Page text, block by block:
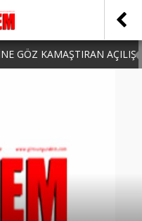
GÖZ KAMAŞTIRAN AÇILIŞ
GÖZLERİM DOLDU